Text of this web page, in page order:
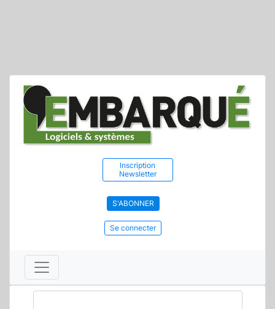
Inscription
Newsletter
S'ABONNER
Se connecter